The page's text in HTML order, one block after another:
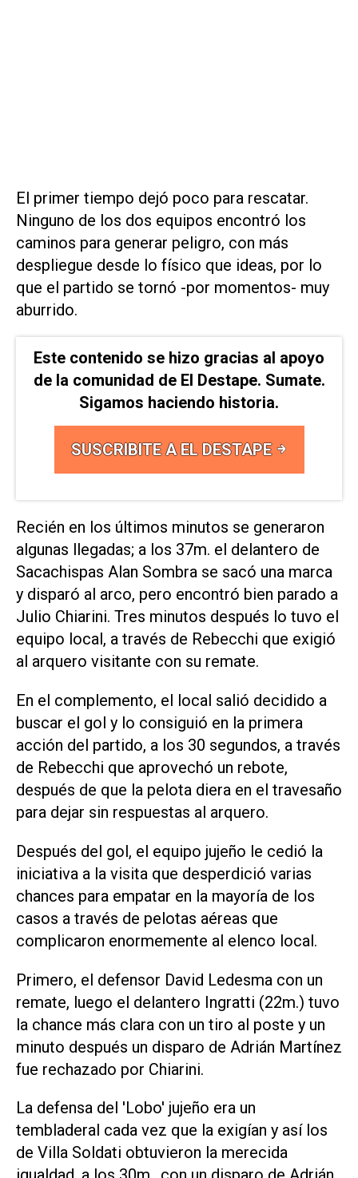
El primer tiempo dejó poco para rescatar.
Ninguno de los dos equipos encontró los
caminos para generar peligro, con más
despliegue desde lo físico que ideas, por lo
que el partido se tornó -por momentos- muy
aburrido.
Este contenido se hizo gracias al apoyo
de la comunidad de El Destape. Sumate.
Sigamos haciendo historia.
SUSCRIBITE A EL DESTAPE
Recién en los últimos minutos se generaron
algunas llegadas; a los 37m. el delantero de
Sacachispas Alan Sombra se sacó una marca
y disparó al arco, pero encontró bien parado a
Julio Chiarini. Tres minutos después lo tuvo el
equipo local, a través de Rebecchi que exigió
al arquero visitante con su remate.
En el complemento, el local salió decidido a
buscar el gol y lo consiguió en la primera
acción del partido, a los 30 segundos, a través
de Rebecchi que aprovechó un rebote,
después de que la pelota diera en el travesaño
para dejar sin respuestas al arquero.
Después del gol, el equipo jujeño le cedió la
iniciativa a la visita que desperdició varias
chances para empatar en la mayoría de los
casos a través de pelotas aéreas que
complicaron enormemente al elenco local.
Primero, el defensor David Ledesma con un
remate, luego el delantero Ingratti (22m.) tuvo
la chance más clara con un tiro al poste y un
minuto después un disparo de Adrián Martínez
fue rechazado por Chiarini.
La defensa del 'Lobo' jujeño era un
tembladeral cada vez que la exigían y así los
de Villa Soldati obtuvieron la merecida